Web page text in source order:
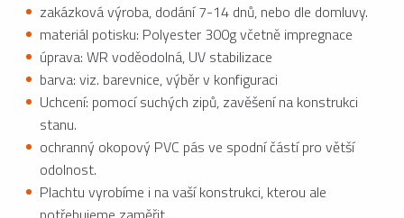
zakázková výroba, dodání 7-14 dnů, nebo dle domluvy.
materiál potisku: Polyester 300g včetně impregnace
úprava: WR voděodolná, UV stabilizace
barva: viz. barevnice, výběr v konfiguraci
Uchcení: pomocí suchých zipů, zavěšení na konstrukci
stanu.
ochranný okopový PVC pás ve spodní částí pro větší
odolnost.
Plachtu vyrobíme i na vaší konstrukci, kterou ale